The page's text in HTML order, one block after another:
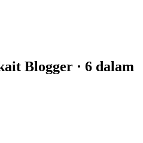
Blogger · 6 dalam